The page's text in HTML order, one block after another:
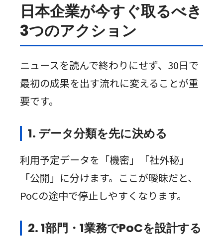
日本企業が今すぐ取るべき
3つのアクション
ニュースを読んで終わりにせず、30日で
最初の成果を出す流れに変えることが重
要です。
1. データ分類を先に決める
利用予定データを「機密」「社外秘」
「公開」に分けます。ここが曖昧だと、
PoCの途中で停止しやすくなります。
2. 1部門・1業務でPoCを設計する